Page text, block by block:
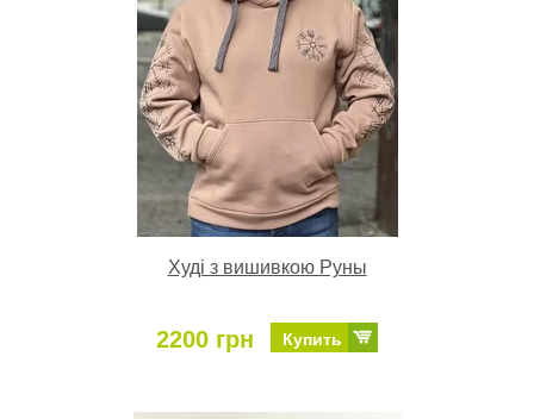
Худі з вишивкою Руны
2200 грн Купить